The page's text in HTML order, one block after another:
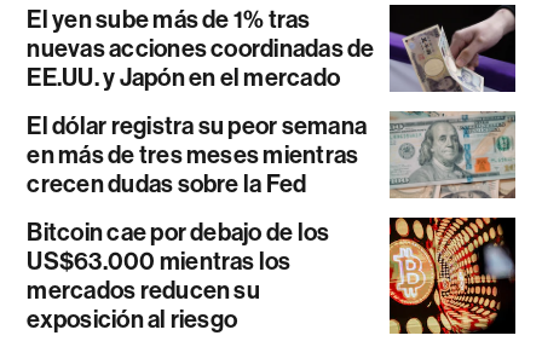
El yen sube más de 1% tras
nuevas acciones coordinadas de
EE.UU. y Japón en el mercado
El dólar registra su peor semana
en más de tres meses mientras
crecen dudas sobre la Fed
Bitcoin cae por debajo de los
US$63.000 mientras los
mercados reducen su
exposición al riesgo